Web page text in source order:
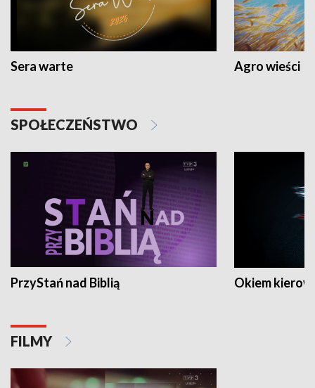
Sera warte Agro wieści
SPOŁECZEŃSTWO
PrzyStań nad Biblią Okiem
FILMY